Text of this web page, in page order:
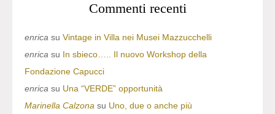
Commenti recenti
enrica su Vintage in Villa nei Musei Mazzucchelli
enrica su In sbieco….. Il nuovo Workshop della
Fondazione Capucci
enrica su Una “VERDE” opportunità
Marinella Calzona su Uno, due o anche più